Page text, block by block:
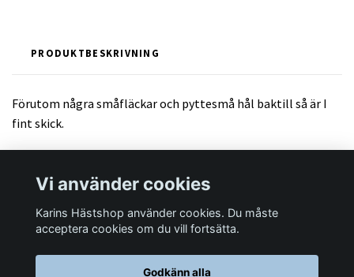
PRODUKTBESKRIVNING
Förutom några småfläckar och pyttesmå hål baktill så är I
fint skick.
Läs mer
Vi använder cookies
Karins Hästshop använder cookies. Du måste
acceptera cookies om du vill fortsätta.
Godkänn alla